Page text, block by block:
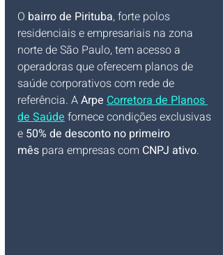
O bairro de Pirituba, forte polos
residenciais e empresariais na zona
norte de São Paulo, tem acesso a
operadoras que oferecem planos de
saúde corporativos com rede de
referência. A Arpe Corretora de Planos
de Saúde fornece condições exclusivas
e 50% de desconto no primeiro
mês para empresas com CNPJ ativo.